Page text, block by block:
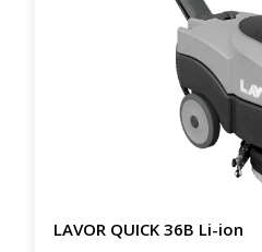
LAVOR QUICK 36B Li-ion